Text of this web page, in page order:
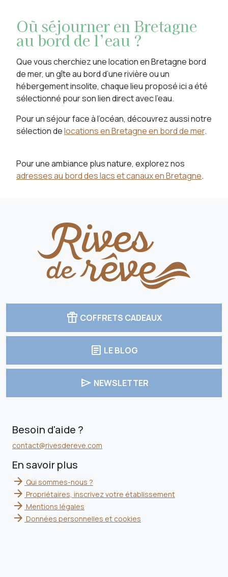
Où séjourner en Bretagne
au bord de l’eau ?
Que vous cherchiez une location en Bretagne bord
de mer, un gîte au bord d’une rivière ou un
hébergement insolite, chaque lieu proposé ici a été
sélectionné pour son lien direct avec l’eau.
Pour un séjour face à l’océan, découvrez aussi notre
sélection delocations en Bretagne en bord de mer.
Pour une ambiance plus nature, explorez nos
adresses au bord des lacs et canaux en Bretagne.
featured_seasonal_and_gifts COFFRETS CADEAUX
article LE BLOG
send NEWSLETTER
Besoin d'aide ?
contact@rivesdereve.com
En savoir plus
arrow_forward Qui sommes-nous ?
arrow_forward Propriétaires, inscrivez votre établissement
arrow_forward Mentions légales
arrow_forward Données personnelles et cookies